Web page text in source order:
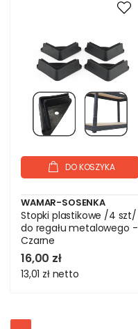
DO KOSZYKA
WAMAR-SOSENKA
Stopki plastikowe /4 szt/
do regału metalowego -
Czarne
16,00 zł
13,01 zł netto